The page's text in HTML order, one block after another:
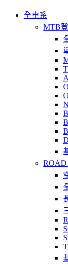
全車系
MTB
ROAD